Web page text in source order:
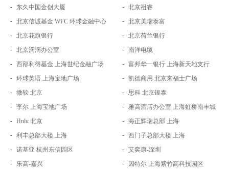
-
东久中国金创大厦 - 北京祖睿
- 北京信诚基金 WFC 环球金融中心 - 北京美瑞泰富
- 北京花旗银行 - 北京荷兰银行
- 北京滴滴办公室 - 南洋电缆
- 西部利得基金 上海世纪金融广场 - 富邦华一银行 上海新天地支行
- 环球英语 上海宝地广场 - 凯德商用 北京来福士广场
- 微软 北京 - 思科 北京银泰
- 李尔 上海宝地广场 - 雅高酒店办公室 上海虹桥南丰城
- Hulu 北京 - 海正辉瑞总部 上海
- 利丰总部大楼 上海 - 西门子总部大楼 上海
- 诺基亚 杭州东信园区 - 艾奕康-深圳
-
乐高-嘉兴 -
因特尔 上海紫竹高科技园区